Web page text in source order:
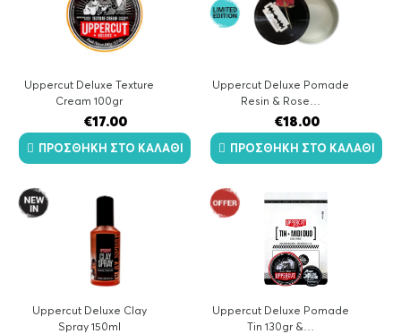
Uppercut Deluxe Texture
Cream 100gr
€17.00
ΠΡΟΣΘΉΚΗ ΣΤΟ ΚΑΛΆΘΙ
Uppercut Deluxe Pomade
Resin & Rose…
€18.00
ΠΡΟΣΘΉΚΗ ΣΤΟ ΚΑΛΆΘΙ
Uppercut Deluxe Clay
Spray 150ml
Uppercut Deluxe Pomade
Tin 130gr &…